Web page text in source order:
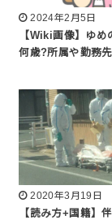
2024年2月5日
【Wiki画像】ゆめ
何歳?所属や勤務
2020年3月19日
【読み方+国籍】